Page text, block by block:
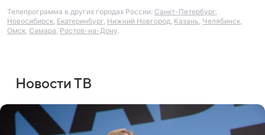
Телепрограмма в других городах России: Санкт-Петербург,
Новосибирск, Екатеринбург, Нижний Новгород, Казань, Челябинск,
Омск, Самара, Ростов-на-Дону.
Новости ТВ